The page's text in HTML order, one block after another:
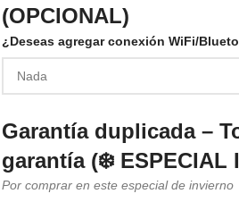
(OPCIONAL)
¿Deseas agregar conexión WiFi/
Garantía duplicada –
garantía (❄️ ESPECIAL
Por comprar en este especial de invierno